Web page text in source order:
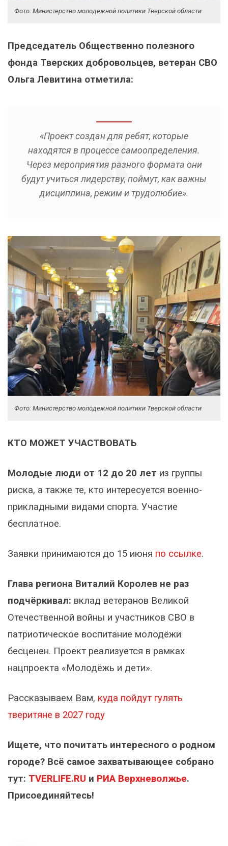
Фото: Министерство молодежной политики Тверской области
Председатель Общественно полезного
фонда Тверских добровольцев, ветеран СВО
Ольга Левитина отметила:
«Проект создан для ребят, которые
находятся в процессе самоопределения.
Через мероприятия разного формата они
будут учиться лидерству, поймут, как важны
дисциплина, режим и трудолюбие».
Фото: Министерство молодежной политики Тверской области
КТО МОЖЕТ УЧАСТВОВАТЬ
Молодые люди от 12 до 20 лет из группы
риска, а также те, кто интересуется военно-
прикладными видами спорта. Участие
бесплатное.
Заявки принимаются до 15 июня по ссылке.
Глава региона Виталий Королев не раз
подчёркивал: вклад ветеранов Великой
Отечественной войны и участников СВО в
патриотическое воспитание молодёжи
бесценен. Проект реализуется в рамках
нацпроекта «Молодёжь и дети».
Рассказываем Вам, куда пойдут гулять
тверитяне в 2027 году
Ищете, что почитать интересного о родном
городе? Всё самое захватывающее собрано
тут: TVERLIFE.RU и РИА Верхневолжье.
Присоединяйтесь!